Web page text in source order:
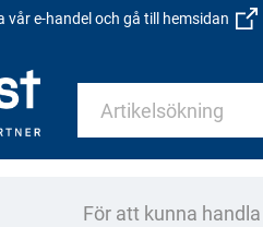
vår e-handel och gå till hemsidan
För att kunna